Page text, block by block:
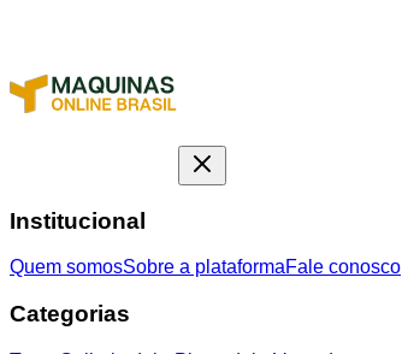
Institucional
Quem somosSobre a plataformaFale conosco
Categorias